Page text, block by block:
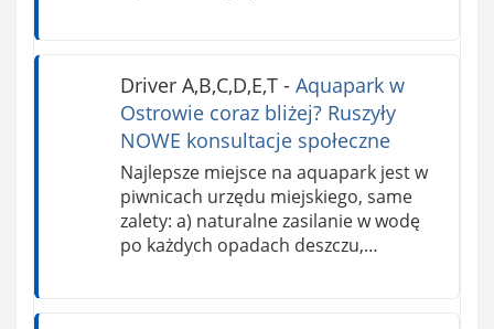
Driver A,B,C,D,E,T- Aquapark w
Ostrowie coraz bliżej? Ruszyły
NOWE konsultacje społeczne
Najlepsze miejsce na aquapark jest w
piwnicach urzędu miejskiego, same
zalety: a) naturalne zasilanie w wodę
po każdych opadach deszczu,…